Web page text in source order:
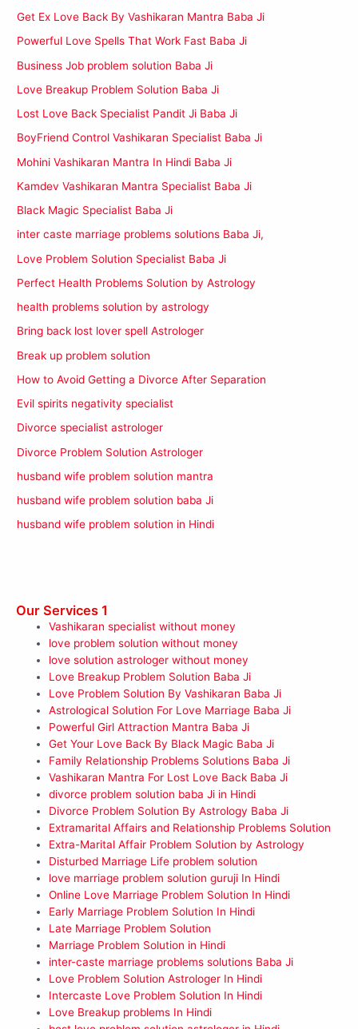
Get Ex Love Back By Vashikaran Mantra Baba Ji
Powerful Love Spells That Work Fast Baba Ji
Business Job problem solution Baba Ji
Love Breakup Problem Solution Baba Ji
Lost Love Back Specialist Pandit Ji Baba Ji
BoyFriend Control Vashikaran Specialist Baba Ji
Mohini Vashikaran Mantra In Hindi Baba Ji
Kamdev Vashikaran Mantra Specialist Baba Ji
Black Magic Specialist Baba Ji
inter caste marriage problems solutions Baba Ji,
Love Problem Solution Specialist Baba Ji
Perfect Health Problems Solution by Astrology
health problems solution by astrology
Bring back lost lover spell Astrologer
Break up problem solution
How to Avoid Getting a Divorce After Separation
Evil spirits negativity specialist
Divorce specialist astrologer
Divorce Problem Solution Astrologer
husband wife problem solution mantra
husband wife problem solution baba Ji
husband wife problem solution in Hindi
Our Services 1
Vashikaran specialist without money
love problem solution without money
love solution astrologer without money
Love Breakup Problem Solution Baba Ji
Love Problem Solution By Vashikaran Baba Ji
Astrological Solution For Love Marriage Baba Ji
Powerful Girl Attraction Mantra Baba Ji
Get Your Love Back By Black Magic Baba Ji
Family Relationship Problems Solutions Baba Ji
Vashikaran Mantra For Lost Love Back Baba Ji
divorce problem solution baba Ji in Hindi
Divorce Problem Solution By Astrology Baba Ji
Extramarital Affairs and Relationship Problems Solution
Extra-Marital Affair Problem Solution by Astrology
Disturbed Marriage Life problem solution
love marriage problem solution guruji In Hindi
Online Love Marriage Problem Solution In Hindi
Early Marriage Problem Solution In Hindi
Late Marriage Problem Solution
Marriage Problem Solution in Hindi
inter-caste marriage problems solutions Baba Ji
Love Problem Solution Astrologer In Hindi
Intercaste Love Problem Solution In Hindi
Love Breakup problems In Hindi